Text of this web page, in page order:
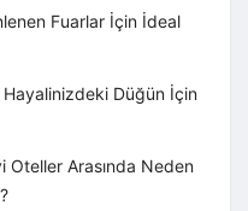
Fuarlar İçin İdeal
Düğün İçin
Oteller Arasında Neden